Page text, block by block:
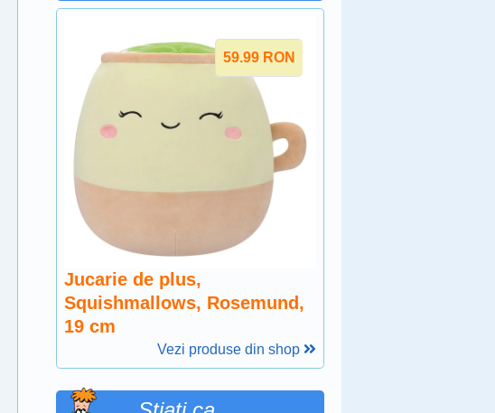
59.99 RON
Jucarie de plus,
Squishmallows, Rosemund,
19 cm
Vezi produse din shop